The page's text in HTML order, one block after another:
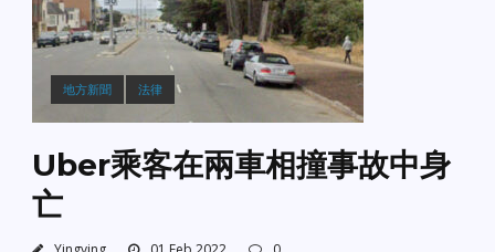
地方新聞 法律
Uber乘客在兩車相撞事故中身
亡